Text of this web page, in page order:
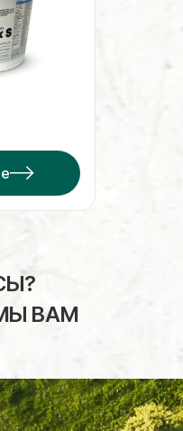
ВАМ